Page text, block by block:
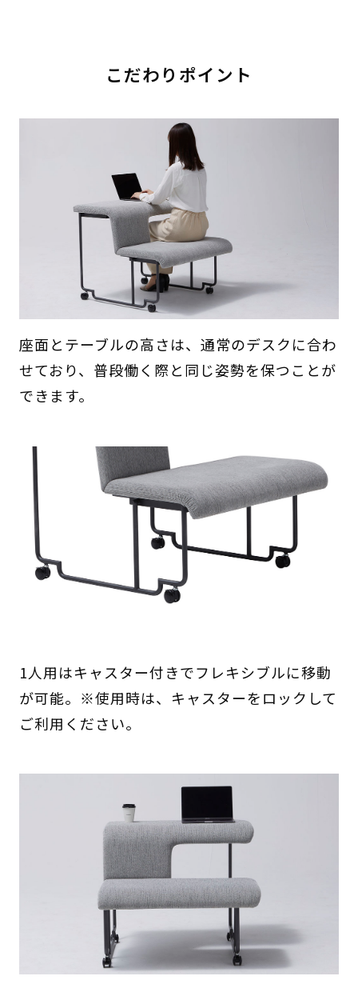
こだわりポイント
座面とテーブルの高さは、通常のデスクに合わ
せており、普段働く際と同じ姿勢を保つことが
できます。
1人用はキャスター付きでフレキシブルに移動
が可能。※使用時は、キャスターをロックして
ご利用ください。